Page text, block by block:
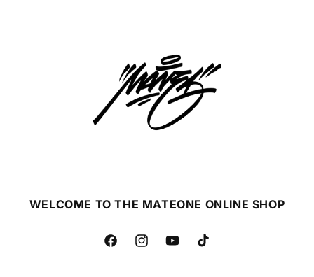
WELCOME TO THE MATEONE ONLINE SHOP
FacebookInstagramYouTubeTikTok